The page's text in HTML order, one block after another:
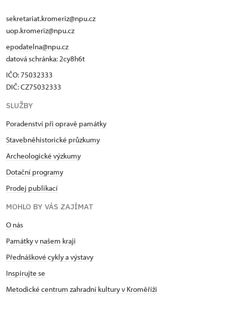
sekretariat.kromeriz@npu.cz
uop.kromeriz@npu.cz
epodatelna@npu.cz
datová schránka: 2cy8h6t​
IČO: 75032333
DIČ: CZ75032333
SLUŽBY
Poradenství při opravě památky
Stavebněhistorické průzkumy
Archeologické výzkumy
Dotační programy
Prodej publikací
MOHLO BY VÁS ZAJÍMAT
O nás
Památky v našem kraji
Přednáškové cykly a výstavy
Inspirujte se
Metodické centrum zahradní kultury v Kroměříži